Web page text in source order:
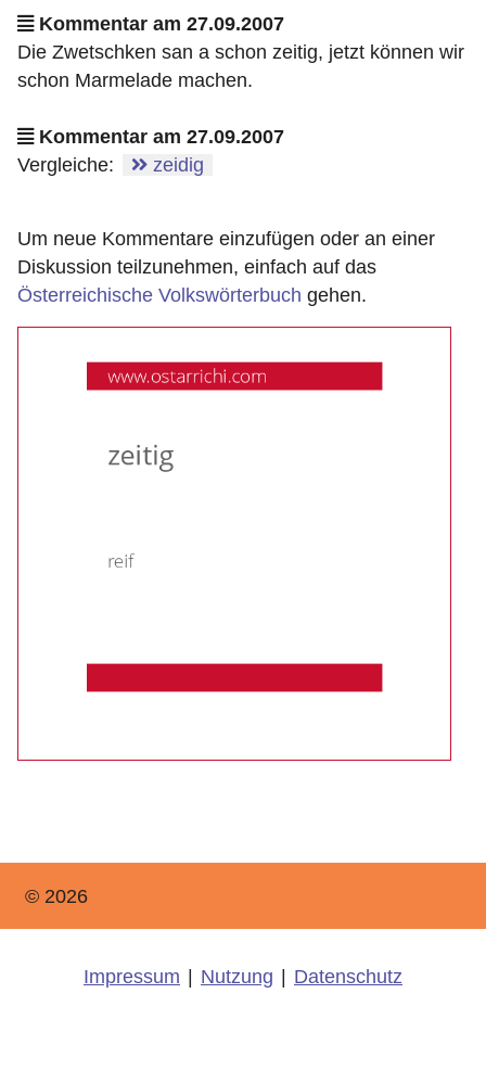
Kommentar am 27.09.2007
Die Zwetschken san a schon zeitig, jetzt können wir
schon Marmelade machen.
Kommentar am 27.09.2007
Vergleiche:
zeidig
Um neue Kommentare einzufügen oder an einer
Diskussion teilzunehmen, einfach auf das
Österreichische Volkswörterbuch gehen.
© 2026
Impressum Nutzung Datenschutz